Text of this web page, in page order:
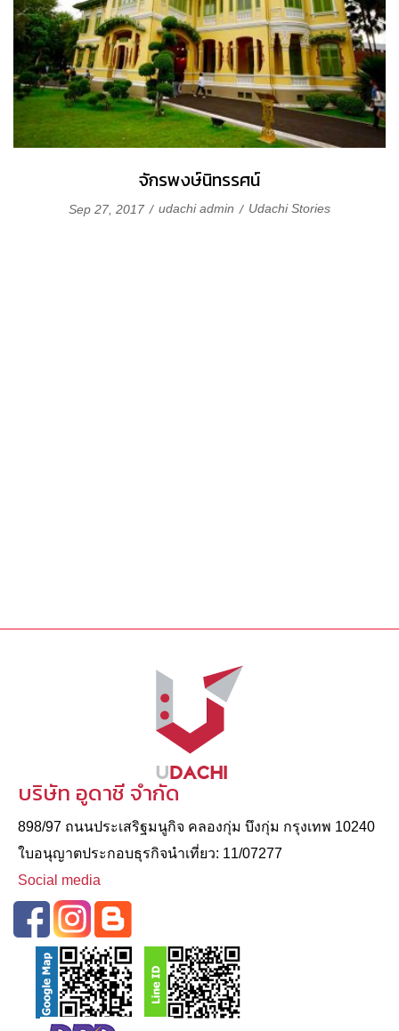
จักรพงษ์นิทรรศน์
Sep 27, 2017 udachi admin Udachi Stories
บริษัท อูดาชี จำกัด
898/97 ถนนประเสริฐมนูกิจ คลองกุ่ม บึงกุ่ม กรุงเทพ 10240
ใบอนุญาตประกอบธุรกิจนําเที่ยว: 11/07277
Social media